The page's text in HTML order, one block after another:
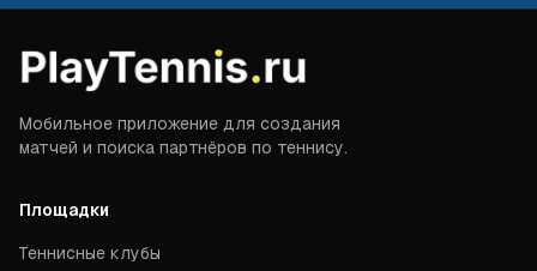
Мобильное приложение для создания
матчей и поиска партнёров по теннису.
Площадки
Теннисные клубы